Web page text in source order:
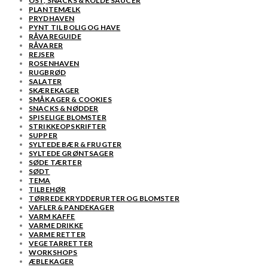
PLANTEMÆLK
PRYDHAVEN
PYNT TIL BOLIG OG HAVE
RÅVAREGUIDE
RÅVARER
REJSER
ROSENHAVEN
RUGBRØD
SALATER
SKÆREKAGER
SMÅKAGER & COOKIES
SNACKS & NØDDER
SPISELIGE BLOMSTER
STRIKKEOPSKRIFTER
SUPPER
SYLTEDE BÆR & FRUGTER
SYLTEDE GRØNTSAGER
SØDE TÆRTER
SØDT
TEMA
TILBEHØR
TØRREDE KRYDDERURTER OG BLOMSTER
VAFLER & PANDEKAGER
VARM KAFFE
VARME DRIKKE
VARME RETTER
VEGETARRETTER
WORKSHOPS
ÆBLEKAGER